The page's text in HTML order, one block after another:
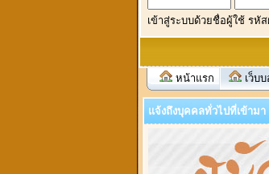
เข้าสู่ระบบด้วยชื่อผู้ใช้ รหั
หน้าแรก เว็บ
แจ้งถึงบุคคลทั่วไปที่เข้ามา